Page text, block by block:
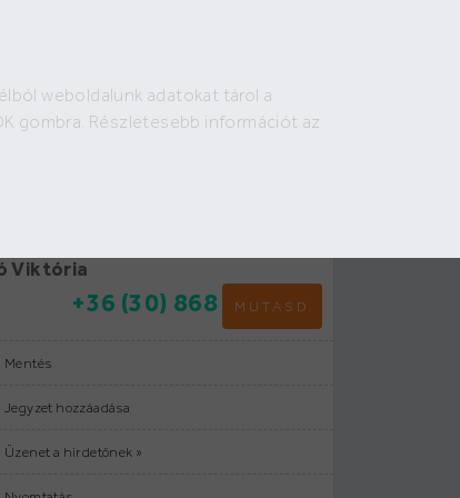
weboldalunk adatokat tárol a
gombra. Részletesebb információt az
Viktória
MUTASD
+36 (30) 868
Mentés
Jegyzet hozzáadása
Üzenet a hirdetőnek »